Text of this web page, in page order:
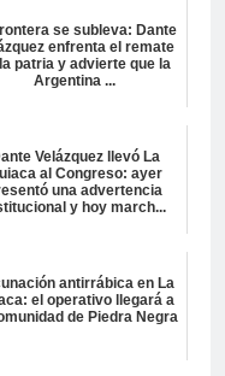
se subleva: Dante
enfrenta el remate
patria y advierte que la
Argentina ...
Velázquez llevó La
al Congreso: ayer
una advertencia
y hoy march...
antirrábica en La
el operativo llegará a
de Piedra Negra